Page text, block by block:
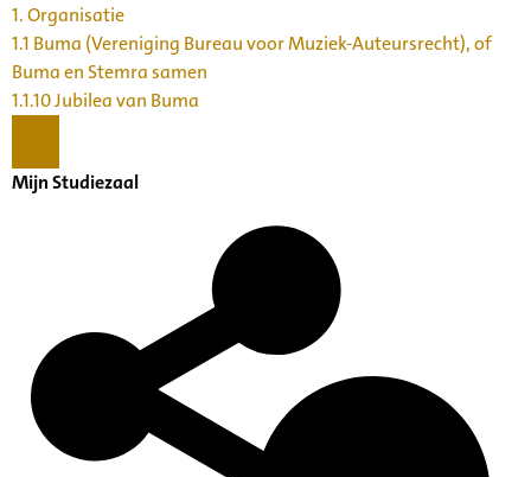
1. Organisatie
1.1 Buma (Vereniging Bureau voor Muziek-Auteursrecht), of
Buma en Stemra samen
1.1.10 Jubilea van Buma
Mijn Studiezaal